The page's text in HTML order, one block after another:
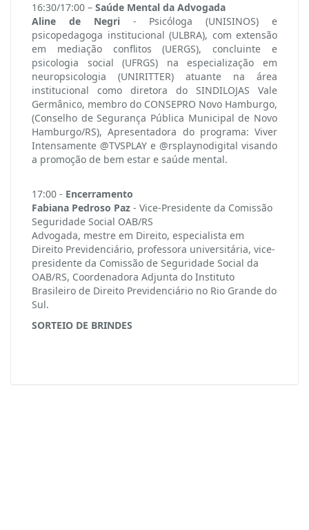
16:30/17:00 – Saúde Mental da Advogada
Aline de Negri- Psicóloga (UNISINOS) e
psicopedagoga institucional (ULBRA), com extensão
em mediação conflitos (UERGS), concluinte e
psicologia social (UFRGS) na especialização em
neuropsicologia (UNIRITTER) atuante na área
institucional como diretora do SINDILOJAS Vale
Germânico, membro do CONSEPRO Novo Hamburgo,
(Conselho de Segurança Pública Municipal de Novo
Hamburgo/RS), Apresentadora do programa: Viver
Intensamente @TVSPLAY e @rsplaynodigital visando
a promoção de bem estar e saúde mental.
17:00 - Encerramento
Fabiana Pedroso Paz - Vice-Presidente da Comissão
Seguridade Social OAB/RS
Advogada, mestre em Direito, especialista em
Direito Previdenciário, professora universitária, vice-
presidente da Comissão de Seguridade Social da
OAB/RS, Coordenadora Adjunta do Instituto
Brasileiro de Direito Previdenciário no Rio Grande do
Sul.
SORTEIO DE BRINDES